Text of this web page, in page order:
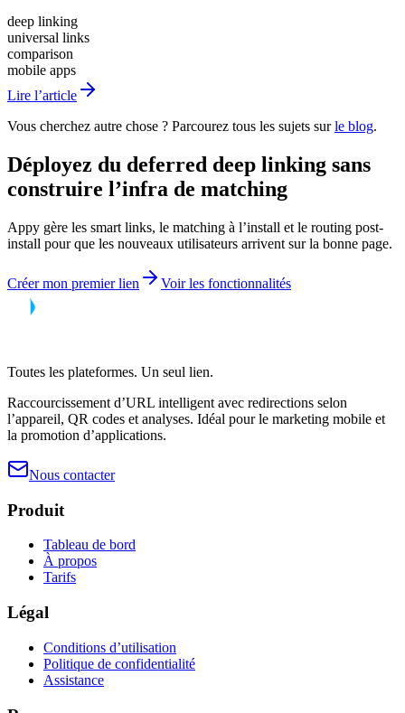
deep linking
universal links
comparison
mobile apps
Lire l’article
Vous cherchez autre chose ? Parcourez tous les sujets sur le blog.
Déployez du deferred deep linking sans
construire l’infra de matching
Appy gère les smart links, le matching à l’install et le routing post-
install pour que les nouveaux utilisateurs arrivent sur la bonne page.
Créer mon premier lien Voir les fonctionnalités
Toutes les plateformes. Un seul lien.
Raccourcissement d’URL intelligent avec redirections selon
l’appareil, QR codes et analyses. Idéal pour le marketing mobile et
la promotion d’applications.
Nous contacter
Produit
Tableau de bord
À propos
Tarifs
Légal
Conditions d’utilisation
Politique de confidentialité
Assistance